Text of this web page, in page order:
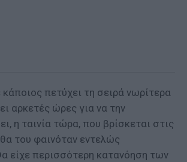
κάποιος πετύχει τη σειρά νωρίτερα
αρκετές ώρες για να την
η ταινία τώρα, που βρίσκεται στις
του φαινόταν εντελώς
είχε περισσότερη κατανόηση των